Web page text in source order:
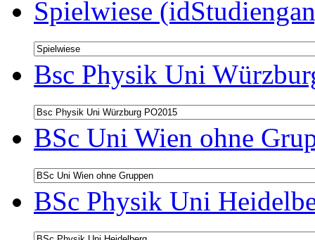
Spielwiese
Bsc Physik Uni
BSc Uni Wien ohne
BSc Physik Uni